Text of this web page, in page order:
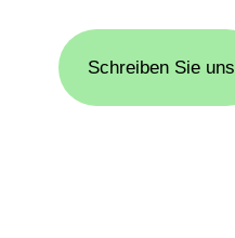
Schreiben Sie uns